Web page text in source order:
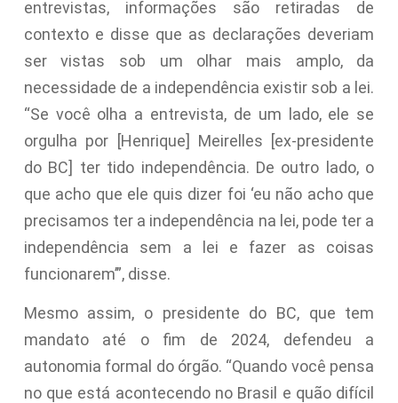
entrevistas, informações são retiradas de
contexto e disse que as declarações deveriam
ser vistas sob um olhar mais amplo, da
necessidade de a independência existir sob a lei.
“Se você olha a entrevista, de um lado, ele se
orgulha por [Henrique] Meirelles [ex-presidente
do BC] ter tido independência. De outro lado, o
que acho que ele quis dizer foi ‘eu não acho que
precisamos ter a independência na lei, pode ter a
independência sem a lei e fazer as coisas
funcionarem’”, disse.
Mesmo assim, o presidente do BC, que tem
mandato até o fim de 2024, defendeu a
autonomia formal do órgão. “Quando você pensa
no que está acontecendo no Brasil e quão difícil